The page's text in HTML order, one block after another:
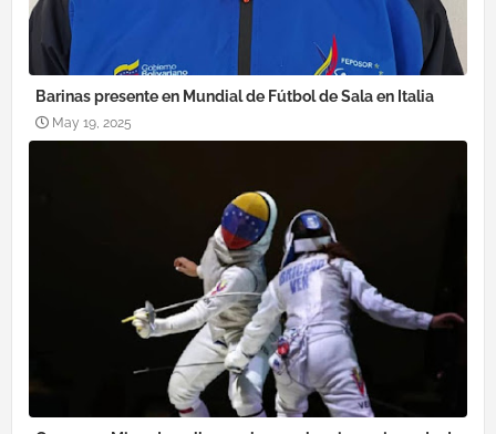
Barinas presente en Mundial de Fútbol de Sala en Italia
May 19, 2025